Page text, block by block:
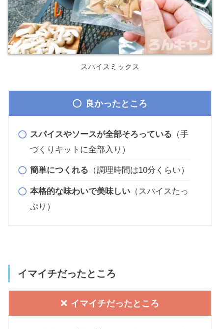
スパイスミックス
良かったところ
スパイスやソースが全部そろっている （手
づくりキットに全部入り）
簡単につくれる （調理時間は10分くらい）
本格的な味わいで美味しい（スパイスたっ
ぷり）
イマイチだったところ
イマイチだったところ